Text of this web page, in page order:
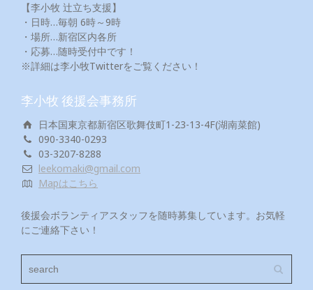
【李小牧 辻立ち支援】
・日時…毎朝 6時～9時
・場所…新宿区内各所
・応募…随時受付中です！
※詳細は李小牧Twitterをご覧ください！
李小牧 後援会事務所
日本国東京都新宿区歌舞伎町1-23-13-4F(湖南菜館)
090-3340-0293
03-3207-8288
leekomaki@gmail.com
Mapはこちら
後援会ボランティアスタッフを随時募集しています。お気軽
にご連絡下さい！